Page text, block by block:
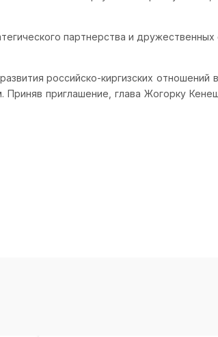
партнерства и
российско-киргизских
приглашение, глава Жогорку